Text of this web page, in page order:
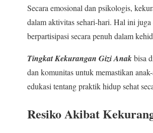
Secara emosional dan psikologis,
dalam aktivitas sehari-hari. Hal ini
berpartisipasi secara penuh dalam
Tingkat Kekurangan Gizi Anakbisa
dan komunitas untuk memastikan
edukasi tentang praktik hidup sehat
Resiko Akibat